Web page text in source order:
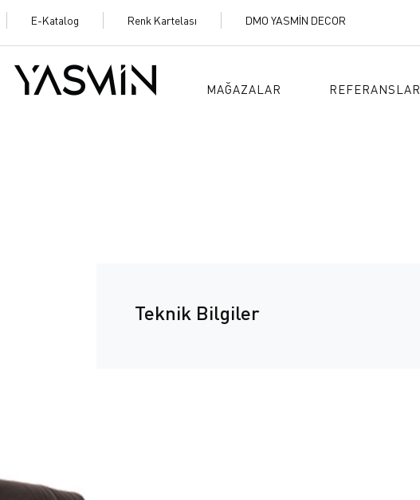
E-Katalog Renk Kartelası DMO YASMİN DECOR
MAĞAZALAR REFERANSLAR
Teknik Bilgiler